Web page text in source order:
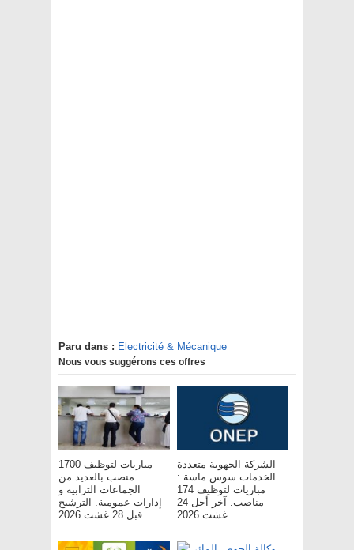
Paru dans : Electricité & Mécanique
Nous vous suggérons ces offres
مباريات لتوظيف 1700
منصب بالعديد من
الجماعات الترابية و
إدارات عمومية. الترشيح
قبل 28 غشت 2026
الشركة الجهوية متعددة
الخدمات سوس ماسة :
مباريات لتوظيف 174
مناصب. آخر أجل 24
غشت 2026